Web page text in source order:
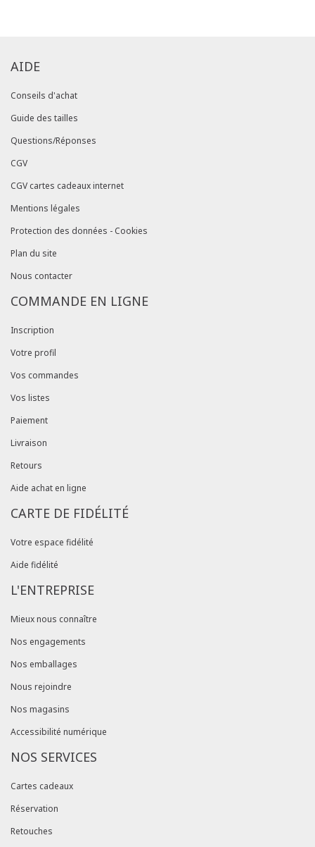
AIDE
Conseils d'achat
Guide des tailles
Questions/Réponses
CGV
CGV cartes cadeaux internet
Mentions légales
Protection des données - Cookies
Plan du site
Nous contacter
COMMANDE EN LIGNE
Inscription
Votre profil
Vos commandes
Vos listes
Paiement
Livraison
Retours
Aide achat en ligne
CARTE DE FIDÉLITÉ
Votre espace fidélité
Aide fidélité
L'ENTREPRISE
Mieux nous connaître
Nos engagements
Nos emballages
Nous rejoindre
Nos magasins
Accessibilité numérique
NOS SERVICES
Cartes cadeaux
Réservation
Retouches